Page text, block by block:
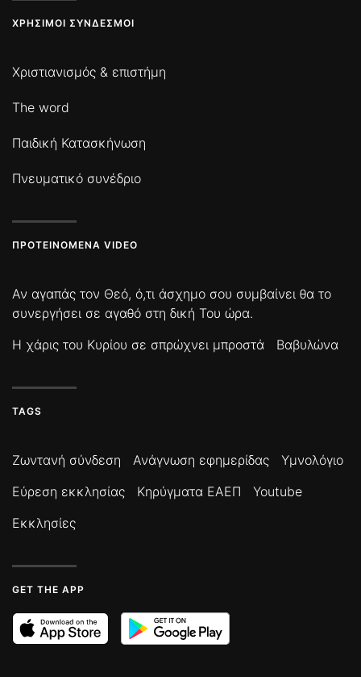
ΧΡΉΣΙΜΟΙ ΣΎΝΔΕΣΜΟΙ
Χριστιανισμός & επιστήμη
The word
Παιδική Κατασκήνωση
Πνευματικό συνέδριο
ΠΡΟΤΕΙΝΌΜΕΝΑ VIDEO
Αν αγαπάς τον Θεό, ό,τι άσχημο σου συμβαίνει θα το
συνεργήσει σε αγαθό στη δική Του ώρα.
Η χάρις του Κυρίου σε σπρώχνει μπροστά
Βαβυλώνα
TAGS
Ζωντανή σύνδεση Ανάγνωση εφημερίδας
Υμνολόγιο
Εύρεση εκκλησίας
Κηρύγματα ΕΑΕΠ
Youtube
Εκκλησίες
GET THE APP